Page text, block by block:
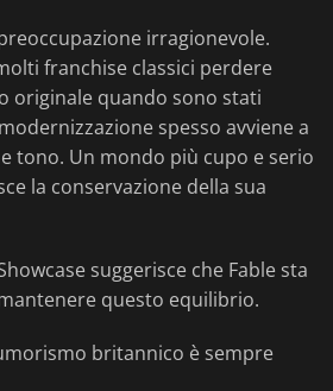
irragionevole.
franchise classici perdere
originale quando sono stati
spesso avviene a
tono. Un mondo più cupo e serio
la conservazione della sua
suggerisce che Fable sta
questo equilibrio.
britannico è sempre